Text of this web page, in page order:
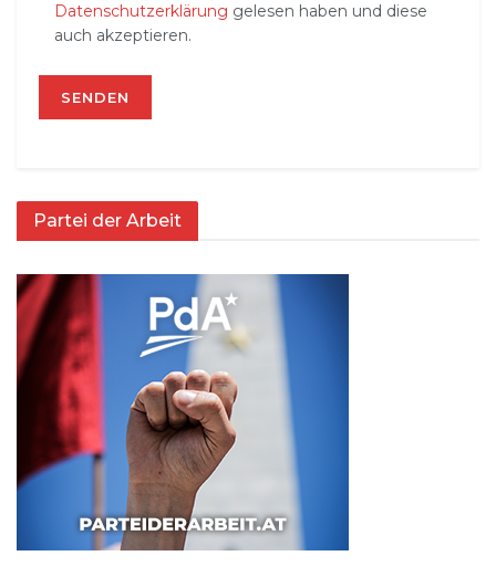
Datenschutzerklärung gelesen haben und diese
auch akzeptieren.
Partei der Arbeit